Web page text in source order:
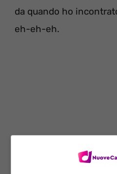
da quando ho
eh-eh-eh.